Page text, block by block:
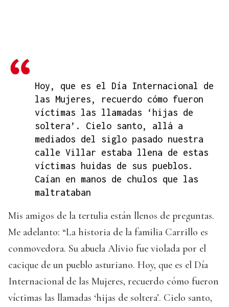
Hoy, que es el Día Internacional de
las Mujeres, recuerdo cómo fueron
víctimas las llamadas ‘hijas de
soltera’. Cielo santo, allá a
mediados del siglo pasado nuestra
calle Villar estaba llena de estas
víctimas huidas de sus pueblos.
Caían en manos de chulos que las
maltrataban
Mis amigos de la tertulia están llenos de preguntas.
Me adelanto: “La historia de la familia Carrillo es
conmovedora. Su abuela Alivio fue violada por el
cacique de un pueblo asturiano. Hoy, que es el Día
Internacional de las Mujeres, recuerdo cómo fueron
víctimas las llamadas ‘hijas de soltera’. Cielo santo,